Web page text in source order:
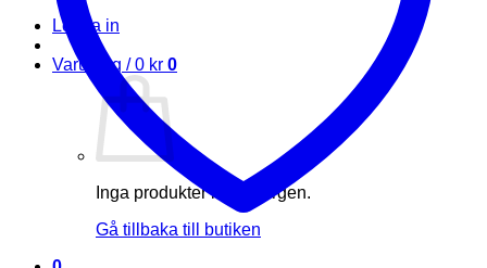
Logga in
Varukorg /0 kr 0
Inga produkter i varukorgen.
Gå tillbaka till butiken